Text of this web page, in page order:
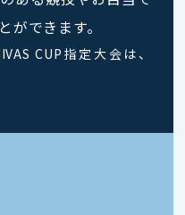
ができます。
CUP指定大会は、